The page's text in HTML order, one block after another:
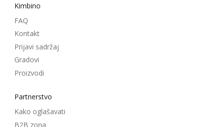
Kimbino
FAQ
Kontakt
Prijavi sadržaj
Gradovi
Proizvodi
Partnerstvo
Kako oglašavati
B2B zona